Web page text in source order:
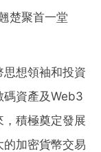
想領袖和投資
碼資產及Web3
積極奠定發展
加密貨幣交易